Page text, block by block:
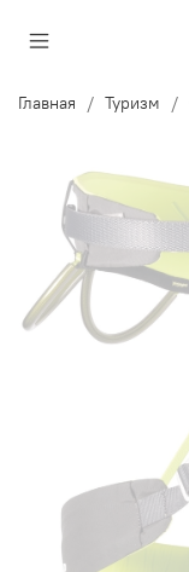
Главная Туризм